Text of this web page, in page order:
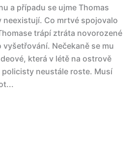
a případu se ujme Thomas
neexistují. Co mrtvé spojovalo
trápí ztráta novorozené
Nečekaně se mu
která v létě na ostrově
neustále roste. Musí